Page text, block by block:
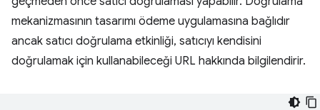
mekanizmasının tasarımı ödeme uygulamasına bağlıdır
ancak satıcı doğrulama etkinliği, satıcıyı kendisini
doğrulamak için kullanabileceği URL hakkında bilgilendirir.